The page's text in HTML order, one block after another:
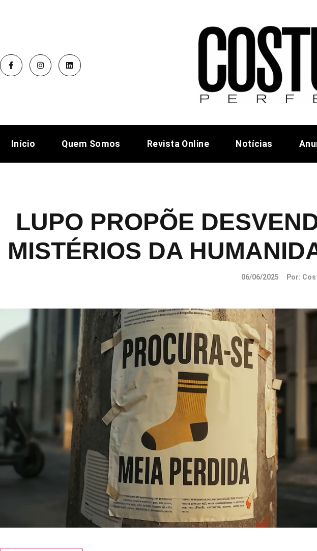
Início Quem Somos Revista Online Notícias
LUPO PROPÕE
MISTÉRIOS DA
06/06/2025 Por: